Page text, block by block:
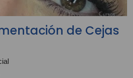
de Cejas